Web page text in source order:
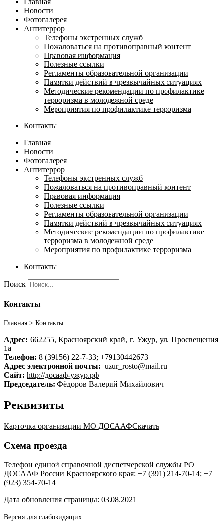
Новости
Фотогалерея
Антитеррор
Телефоны экстренных служб
Пожаловаться на противоправный контент
Правовая информация
Полезные ссылки
Регламенты образовательной организации
Памятки действий в чрезвычайных ситуациях
Методические рекомендации по профилактике
терроризма в молодежной среде
Мероприятия по профилактике терроризма
Контакты
Главная
Новости
Фотогалерея
Антитеррор
Телефоны экстренных служб
Пожаловаться на противоправный контент
Правовая информация
Полезные ссылки
Регламенты образовательной организации
Памятки действий в чрезвычайных ситуациях
Методические рекомендации по профилактике
терроризма в молодежной среде
Мероприятия по профилактике терроризма
Контакты
Поиск
Контакты
Главная > Контакты
Адрес: 662255, Красноярский край, г. Ужур, ул. Просвещения
1а
Телефон: 8 (39156) 22-7-33; +79130442673
Адрес электронной почты: uzur_rosto@mail.ru
Сайт: http://досааф-ужур.рф
Председатель: Фёдоров Валерий Михайлович
Реквизиты
Карточка организации МО ДОСААФСкачать
Схема проезда
Телефон единой справочной диспетчерской службы РО
ДОСААФ России Красноярского края: +7 (391) 214-70-14; +7
(923) 354-70-14
Дата обновления страницы: 03.08.2021
Версия для слабовидящих